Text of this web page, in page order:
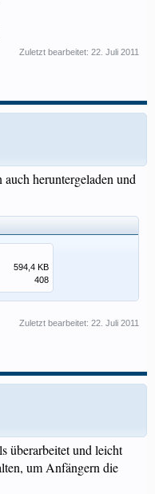
Zuletzt bearbeitet: 22. Juli 2011
heruntergeladen und
594,4 KB
408
Zuletzt bearbeitet: 22. Juli 2011
überarbeitet und leicht
um Anfängern die